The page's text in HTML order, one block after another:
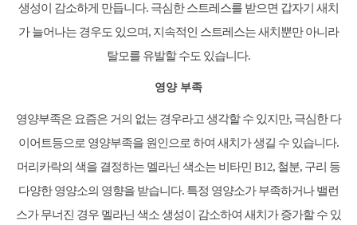
생성이 감소하게 만듭니다. 극심한 스트레스를 받으면 갑자기 새치
가 늘어나는 경우도 있으며, 지속적인 스트레스는 새치뿐만 아니라
탈모를 유발할 수도 있습니다.
영양 부족
영양부족은 요즘은 거의 없는 경우라고 생각할 수 있지만, 극심한 다
이어트등으로 영양부족을 원인으로 하여 새치가 생길 수 있습니다.
머리카락의 색을 결정하는 멜라닌 색소는 비타민 B12, 철분, 구리 등
다양한 영양소의 영향을 받습니다. 특정 영양소가 부족하거나 밸런
스가 무너진 경우 멜라닌 색소 생성이 감소하여 새치가 증가할 수 있